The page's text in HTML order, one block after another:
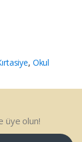
, Okul
üye olun!